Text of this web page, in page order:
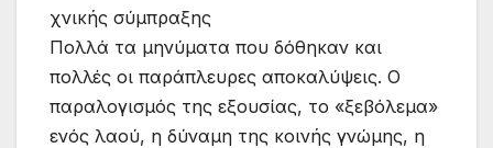
χνικής σύμπραξης
Πολλά τα μηνύματα που δόθηκαν και
πολλές οι παράπλευρες αποκαλύψεις. Ο
παραλογισμός της εξουσίας, το «ξεβόλεμα»
ενός λαού, η δύναμη της κοινής γνώμης, η